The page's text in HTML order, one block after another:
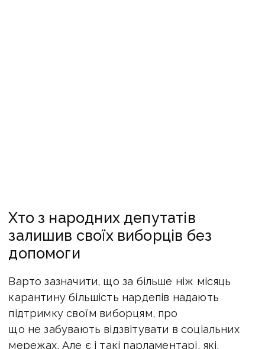
Хто з народних депутатів
залишив своїх виборців без
допомоги
Варто зазначити, що за більше ніж місяць
карантину більшість нардепів надають
підтримку своїм виборцям, про
що не забувають відзвітувати в соціальних
мережах. Але є і такі парламентарі, які,